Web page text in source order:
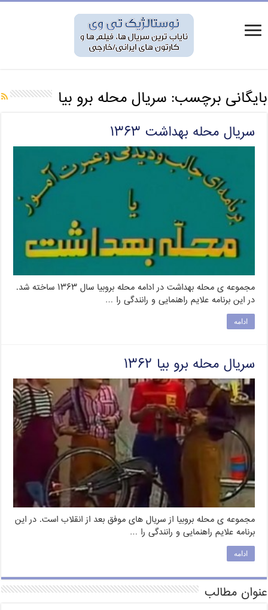
بایگانی برچسب:سریال محله برو بیا
سریال محله بهداشت ۱۳۶۳
مجموعه ی محله بهداشت در ادامه محله بروبیا سال ۱۳۶۳ ساخته شد.
در این برنامه علایم راهنمایی و رانندگی را …
ادامه
سریال محله برو بیا ۱۳۶۲
مجموعه ی محله بروبیا از سریال های موفق بعد از انقلاب است. در این
برنامه علایم راهنمایی و رانندگی را …
ادامه
عنوان مطالب